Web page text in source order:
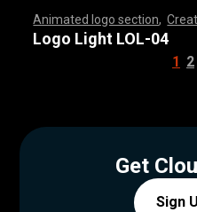
Animated logo section ,
,,,,,,,,,,,,,,,,,,,,,,,, ,,,,,
,,,,,,,,,,,,,,,,,,,,,,,, ,,,,,
Logo Light LOL-04
1 2
Get
Sign